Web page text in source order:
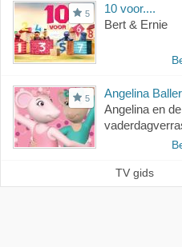
5
10 voor....
Bert & Ernie
5
Angelina
Angelina en de
TV gids